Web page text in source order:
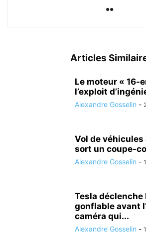
Articles
Le moteur « 16-
l’exploit
Alexandre Gosselin -
Vol de véhicules
sort un coupe-
Alexandre Gosselin -
Tesla déclenche
gonflable avant
caméra qui...
Alexandre Gosselin -